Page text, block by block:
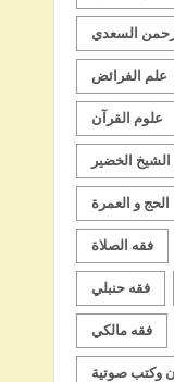
السعدي
علم الفرائض
علوم القرآن
الشيخ الخضير
و العمرة
فقه الصلاة
فقه حنبلي
فقه مالكي
وكتب صوتية